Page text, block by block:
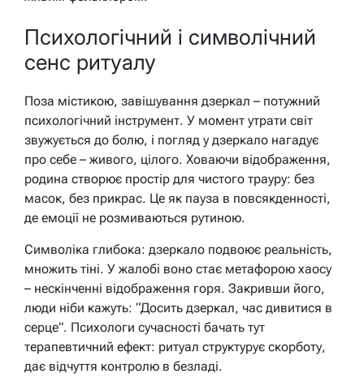
Психологічний і символічний
сенс ритуалу
Поза містикою, завішування дзеркал – потужний
психологічний інструмент. У момент утрати світ
звужується до болю, і погляд у дзеркало нагадує
про себе – живого, цілого. Ховаючи відображення,
родина створює простір для чистого трауру: без
масок, без прикрас. Це як пауза в повсякденності,
де емоції не розмиваються рутиною.
Символіка глибока: дзеркало подвоює реальність,
множить тіні. У жалобі воно стає метафорою хаосу
– нескінченні відображення горя. Закривши його,
люди ніби кажуть: “Досить дзеркал, час дивитися в
серце”. Психологи сучасності бачать тут
терапевтичний ефект: ритуал структурує скорботу,
дає відчуття контролю в безладі.